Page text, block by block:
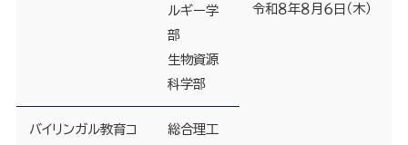
ルギー学
部
生物資源
科学部
令和８年８月６日（木）
バイリンガル教育コ
総合理工